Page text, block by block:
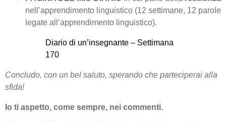
nell’apprendimento linguistico (12 settimane, 12 parole
legate all’apprendimento linguistico).
Diario di un’insegnante – Settimana
170
Concludo, con un bel saluto, sperando che parteciperai alla
sfida!
Io ti aspetto, come sempre, nei commenti.